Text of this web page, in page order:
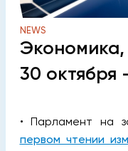
NEWS
30 октября
• Парламент на
первом чтении